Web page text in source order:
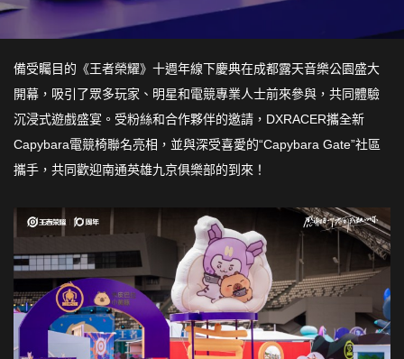
備受矚目的《王者榮耀》十週年線下慶典在成都露天音樂公園盛大
開幕，吸引了眾多玩家、明星和電競專業人士前來參與，共同體驗
沉浸式遊戲盛宴。受粉絲和合作夥伴的邀請，DXRACER攜全新
Capybara電競椅聯名亮相，並與深受喜愛的“Capybara Gate”社區
攜手，共同歡迎南通英雄九京俱樂部的到來！